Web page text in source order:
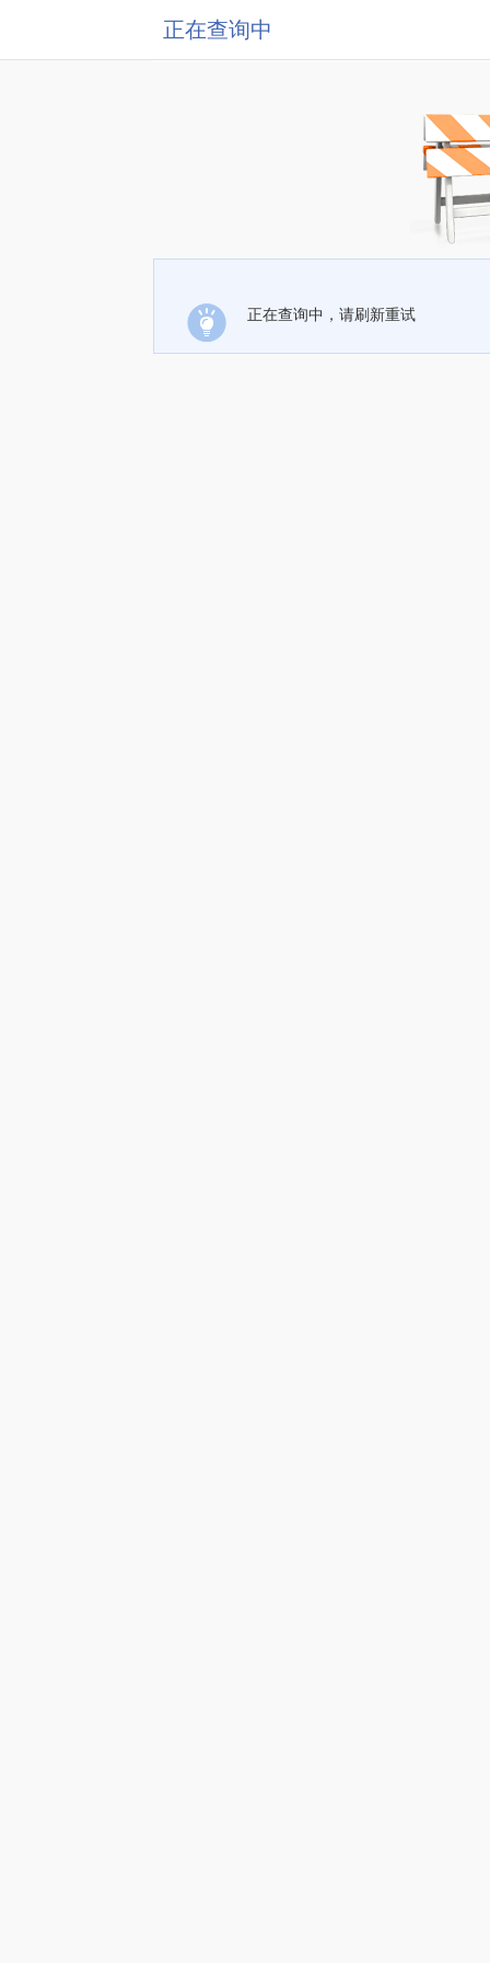
正在查询中
正在查询中，请刷新重试